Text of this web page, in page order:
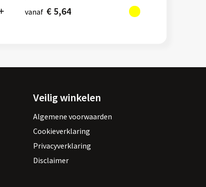
vanaf € 5,64
Veilig winkelen
Algemene voorwaarden
Cookieverklaring
Privacyverklaring
Disclaimer